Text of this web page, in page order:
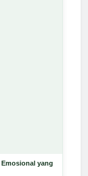
Emosional yang